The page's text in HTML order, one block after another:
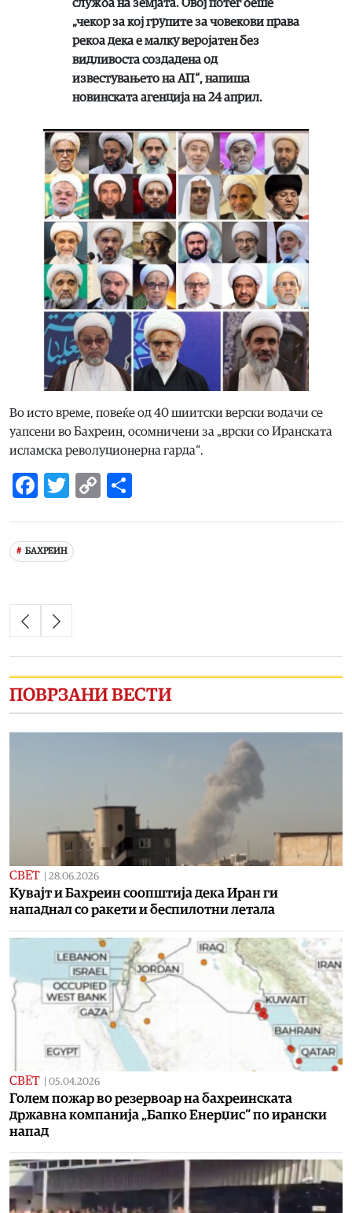
служба на земјата. Овој потег беше
„чекор за кој групите за човекови права
рекоа дека е малку веројатен без
видливоста создадена од
известувањето на АП“, напиша
новинската агенција на 24 април.
Во исто време, повеќе од 40 шиитски верски водачи се
уапсени во Бахреин, осомничени за „врски со Иранската
исламска револуционерна гарда“.
Facebook
Twitter
Copy
БАХРЕИН
ПОВРЗАНИ ВЕСТИ
СВЕТ 28.06.2026
Кувајт и Бахреин соопштија дека Иран ги
нападнал со ракети и беспилотни летала
СВЕТ 05.04.2026
Голем пожар во резервоар на бахреинската
државна компанија „Бапко Енерџис“ по ирански
напад